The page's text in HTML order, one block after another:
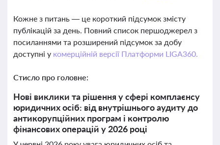
Кожне з питань — це короткий підсумок змісту
публікацій за день. Повний список першоджерел з
посиланнями та розширений підсумок за добу
доступні у комерційній версії Платформи LIGA360.
Стисло про головне:
Нові виклики та рішення у сфері комплаєнсу
юридичних осіб: від внутрішнього аудиту до
антикорупційних програм і контролю
фінансових операцій у 2026 році